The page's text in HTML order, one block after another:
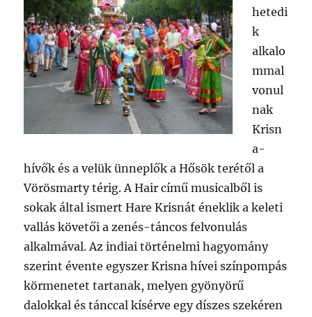
hetedi
k
alkalo
mmal
vonul
nak
Krisn
a-
hívők és a velük ünneplők a Hősök terétől a
Vörösmarty térig. A Hair című musicalből is
sokak által ismert Hare Krisnát éneklik a keleti
vallás követői a zenés-táncos felvonulás
alkalmával. Az indiai történelmi hagyomány
szerint évente egyszer Krisna hívei színpompás
körmenetet tartanak, melyen gyönyörű
dalokkal és tánccal kísérve egy díszes szekéren